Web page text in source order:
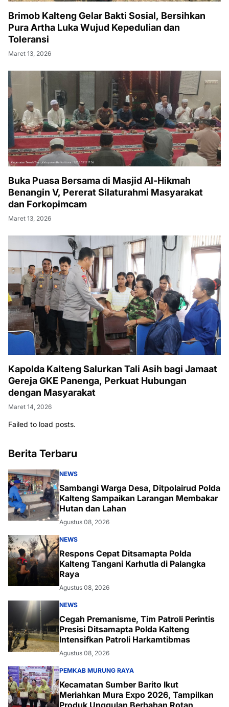
Brimob Kalteng Gelar Bakti Sosial, Bersihkan
Pura Artha Luka Wujud Kepedulian dan
Toleransi
Maret 13, 2026
Buka Puasa Bersama di Masjid Al-Hikmah
Benangin V, Pererat Silaturahmi Masyarakat
dan Forkopimcam
Maret 13, 2026
Kapolda Kalteng Salurkan Tali Asih bagi Jamaat
Gereja GKE Panenga, Perkuat Hubungan
dengan Masyarakat
Maret 14, 2026
Failed to load posts.
Berita Terbaru
NEWS
Sambangi Warga Desa, Ditpolairud Polda
Kalteng Sampaikan Larangan Membakar
Hutan dan Lahan
Agustus 08, 2026
NEWS
Respons Cepat Ditsamapta Polda
Kalteng Tangani Karhutla di Palangka
Raya
Agustus 08, 2026
NEWS
Cegah Premanisme, Tim Patroli Perintis
Presisi Ditsamapta Polda Kalteng
Intensifkan Patroli Harkamtibmas
Agustus 08, 2026
PEMKAB MURUNG RAYA
Kecamatan Sumber Barito Ikut
Meriahkan Mura Expo 2026, Tampilkan